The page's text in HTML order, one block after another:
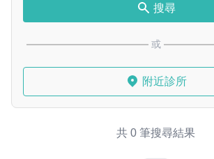
搜尋
或
附近診所
共 0 筆搜尋結果